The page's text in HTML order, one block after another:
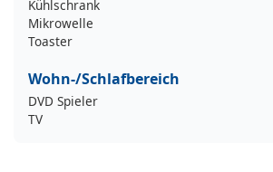
Kühlschrank
Mikrowelle
Toaster
Wohn-/Schlafbereich
DVD Spieler
TV